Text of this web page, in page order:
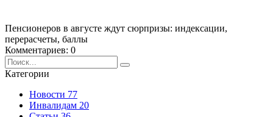
Пенсионеров в августе ждут сюрпризы: индексации,
перерасчеты, баллы
Комментариев: 0
Категории
Новости 77
Инвалидам 20